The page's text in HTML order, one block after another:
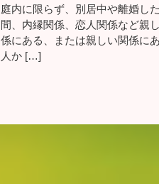
庭内に限らず、別居中や離婚し
間、内縁関係、恋人関係など親
係にある、または親しい関係に
人か […]